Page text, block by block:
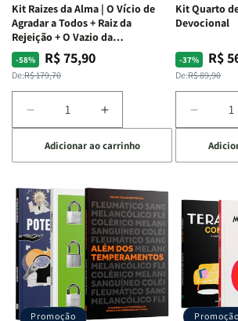
Kit Raizes da Alma | O Vício de
Agradar a Todos + Raiz da
Rejeição + O Vazio da
Insatisfação.
-58%
Preço
normal
De:R$ 179,70
Preço
promocional
R$ 75,90
Diminuir
a
quantidade
de
Raizes
da
Alma
|
O
Vício
Agradar
Aumentar
a
quantidade
de
Raizes
da
Alma
|
O
Vício
de
Agradar
Adicionar ao carrinho
Kit Quarto
Devocional
-37%
Preço
normal
De:R$ 89,90
PreçoR$
Diminuir
a
de
Quarto
de
Guerra
Livro
+
Promoção Promoção